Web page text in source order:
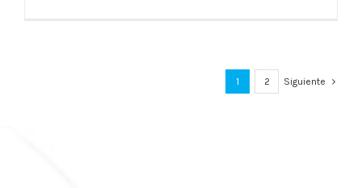
1 2 Siguiente